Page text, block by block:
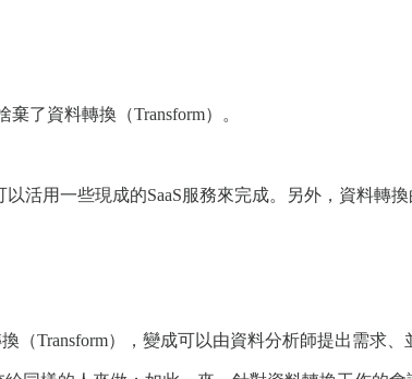
了資料轉換（Transform）。
用一些現成的SaaS服務來完成。另外，資料轉
Transform），變成可以由資料分析師提出需求、